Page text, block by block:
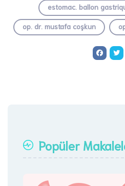
estomac. ballon
op. dr. mustafa coşkun
Popüler